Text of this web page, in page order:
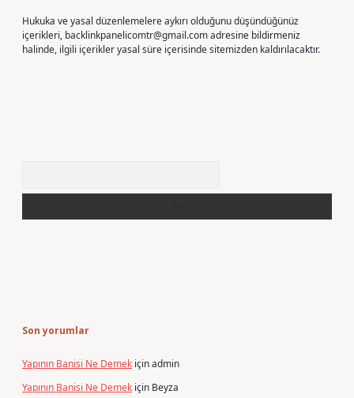
Hukuka ve yasal düzenlemelere aykırı olduğunu düşündüğünüz
içerikleri, backlinkpanelicomtr@gmail.comadresine bildirmeniz
halinde, ilgili içerikler yasal süre içerisinde sitemizden kaldırılacaktır.
Son yorumlar
Yapının Banisi Ne Demek içinadmin
Yapının Banisi Ne Demek için Beyza